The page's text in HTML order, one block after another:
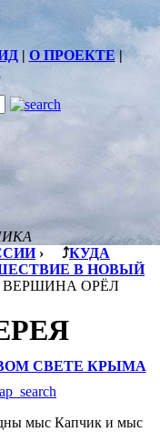
|О ПРОЕКТЕ|
› ⤴КУДА
В НОВЫЙ
ВЕРШИНА ОРЁЛ
СВЕТЕ КРЫМА